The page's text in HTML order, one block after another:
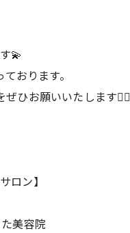
💫
おります。
ひお願いいたします🙇‍♀️
ロン】
美容院